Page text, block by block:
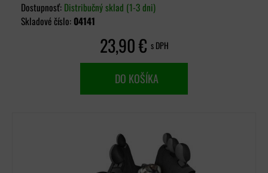
Dostupnosť: Distribučný sklad (1-3 dni)
Skladové číslo: 04141
23,90 € s DPH
DO KOŠÍKA